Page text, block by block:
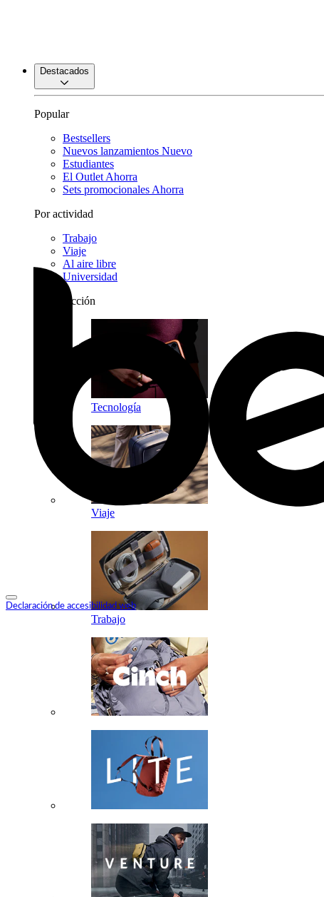
Declaración de accesibilidad web
Destacados
Popular
Bestsellers
Nuevos lanzamientos Nuevo
Estudiantes
El Outlet Ahorra
Sets promocionales Ahorra
Por actividad
Trabajo
Viaje
Al aire libre
Universidad
Por colección
Tecnología
Viaje
Trabajo